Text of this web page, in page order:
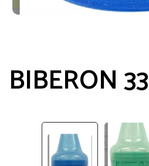
BIBERON